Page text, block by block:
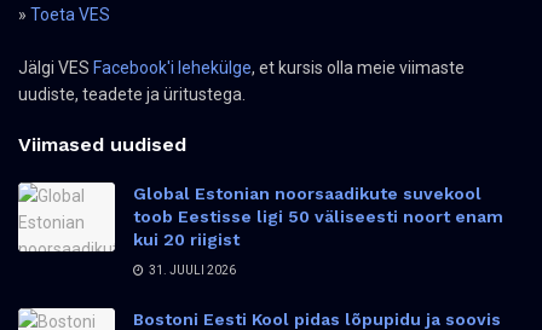
» Toeta VES
Jälgi VES Facebook'i lehekülge, et kursis olla meie viimaste
uudiste, teadete ja üritustega.
Viimased uudised
Global Estonian noorsaadikute suvekool
toob Eestisse ligi 50 väliseesti noort enam
kui 20 riigist
31. JUULI 2026
Bostoni Eesti Kool pidas lõpupidu ja soovis